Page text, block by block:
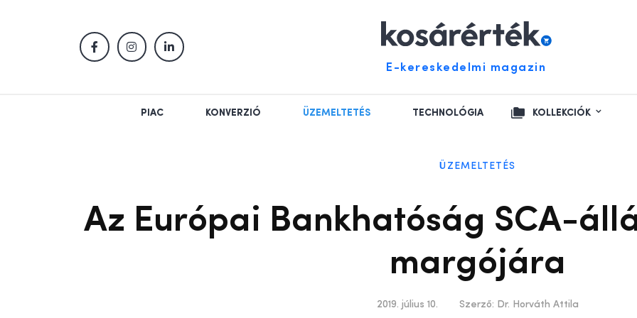
E-kereskedelmi magazin
PIAC KONVERZIÓ ÜZEMELTETÉS TECHNOLÓGIA KOLLEKCIÓK
ÜZEMELTETÉS
Az Európai Bankhatóság SCA-
margójára
2019. július 10. Szerző: Dr. Horváth Attila